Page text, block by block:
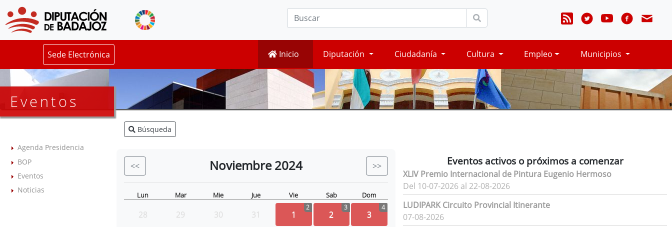
Sede Electrónica Inicio Diputación Ciudadanía Cultura Empleo Municipios
Eventos
Agenda Presidencia
BOP
Eventos
Noticias
Búsqueda
<< Noviembre 2024 >>
Lun Mar Mie Jue Vie Sab Dom
28 29 30 31 1
2
2
3
3
4
Eventos activos o próximos a comenzar
XLIV Premio Internacional de Pintura Eugenio Hermoso
Del 10-07-2026 al 22-08-2026
LUDIPARK Circuito Provincial Itinerante
07-08-2026